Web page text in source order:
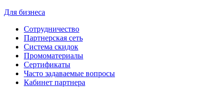
Для бизнеса
Сотрудничество
Партнерская сеть
Система скидок
Промоматериалы
Сертификаты
Часто задаваемые вопросы
Кабинет партнера